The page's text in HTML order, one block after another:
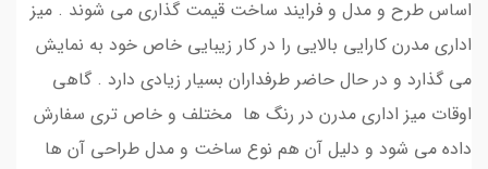
اساس طرح و مدل و فرایند ساخت قیمت گذاری می شوند . میز
اداری مدرن کارایی بالایی را در کار زیبایی خاص خود به نمایش
می گذارد و در حال حاضر طرفداران بسیار زیادی دارد . گاهی
اوقات میز اداری مدرن در رنگ ها مختلف و خاص تری سفارش
داده می شود و دلیل آن هم نوع ساخت و مدل طراحی آن ها